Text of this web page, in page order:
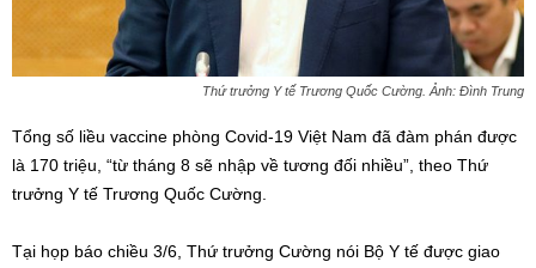
Thứ trưởng Y tế Trương Quốc Cường. Ảnh: Đình Trung
Tổng số liều vaccine phòng Covid-19 Việt Nam đã đàm phán được
là 170 triệu, “từ tháng 8 sẽ nhập về tương đối nhiều”, theo Thứ
trưởng Y tế Trương Quốc Cường.
Tại họp báo chiều 3/6, Thứ trưởng Cường nói Bộ Y tế được giao